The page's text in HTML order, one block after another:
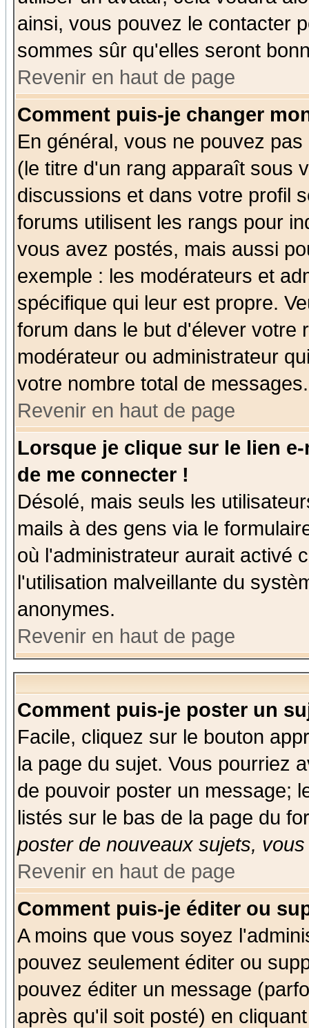
ainsi, vous pouvez le contacter
sommes sûr qu'elles seront
Revenir en haut de page
Comment puis-je changer
En général, vous ne pouvez
(le titre d'un rang apparaît sous
discussions et dans votre profil
forums utilisent les rangs pour
vous avez postés, mais aussi
exemple : les modérateurs et
spécifique qui leur est propre.
forum dans le but d'élever votre
modérateur ou administrateur
votre nombre total de messages.
Revenir en haut de page
Lorsque je clique sur le lien
de me connecter !
Désolé, mais seuls les
mails à des gens via le
où l'administrateur aurait activé
l'utilisation malveillante du
anonymes.
Revenir en haut de page
Comment puis-je poster un
Facile, cliquez sur le bouton
la page du sujet. Vous pourriez
de pouvoir poster un message;
listés sur le bas de la page du
poster de nouveaux sujets,
Revenir en haut de page
Comment puis-je éditer ou
A moins que vous soyez
pouvez seulement éditer ou
pouvez éditer un message
après qu'il soit posté) en